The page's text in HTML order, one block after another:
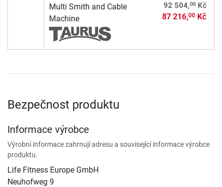
Multi Smith and Cable
Machine
92 504,00Kč
87 216,00Kč
Bezpečnost produktu
Informace výrobce
Výrobní informace zahrnují adresu a související informace výrobce
produktu.
Life Fitness Europe GmbH
Neuhofweg 9